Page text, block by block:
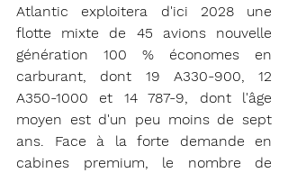
Atlantic exploitera d'ici 2028 une
flotte mixte de 45 avions nouvelle
génération 100 % économes en
carburant, dont 19 A330-900, 12
A350-1000 et 14 787-9, dont l'âge
moyen est d'un peu moins de sept
ans. Face à la forte demande en
cabines premium, le nombre de